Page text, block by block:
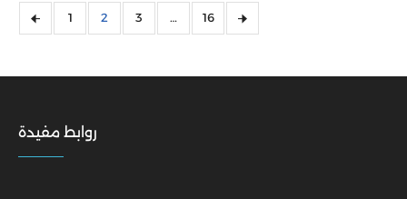
1 2 3 … 16
روابط مفيدة